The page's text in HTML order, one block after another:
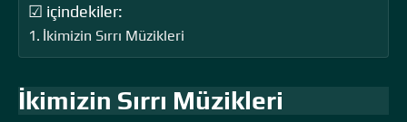
☑ içindekiler:
İkimizin Sırrı Müzikleri
İkimizin Sırrı Müzikleri